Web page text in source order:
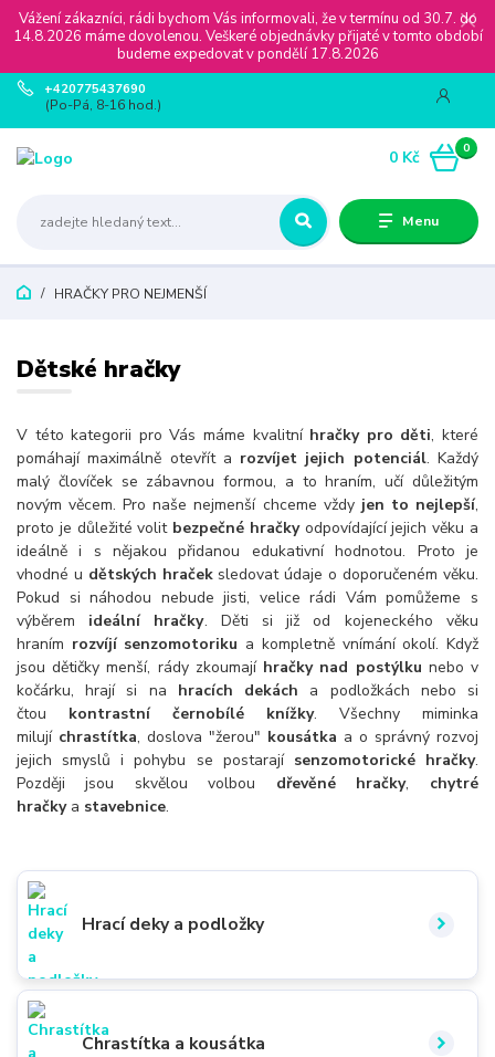
Vážení zákazníci, rádi bychom Vás informovali, že v termínu od 30.7. do
14.8.2026 máme dovolenou. Veškeré objednávky přijaté v tomto období
budeme expedovat v pondělí 17.8.2026
Menu
+420775437690
(Po-Pá, 8-16 hod.)
0
0 Kč
HRAČKY PRO NEJMENŠÍ
Dětské hračky
V této kategorii pro Vás máme kvalitní hračky pro děti, které
pomáhají maximálně otevřít a rozvíjet jejich potenciál. Každý
malý človíček se zábavnou formou, a to hraním, učí důležitým
novým věcem. Pro naše nejmenší chceme vždy jen to nejlepší,
proto je důležité volit bezpečné hračkyodpovídající jejich věku a
ideálně i s nějakou přidanou edukativní hodnotou. Proto je
vhodné u dětských hračeksledovat údaje o doporučeném věku.
Pokud si náhodou nebude jisti, velice rádi Vám pomůžeme s
výběrem ideální hračky. Děti si již od kojeneckého věku
hraním rozvíjí senzomotoriku a kompletně vnímání okolí. Když
jsou dětičky menší, rády zkoumají hračky nad postýlku nebo v
kočárku, hrají si na hracích dekách a podložkách nebo si
čtou kontrastní černobílé knížky. Všechny miminka
milují chrastítka, doslova "žerou" kousátka a o správný rozvoj
jejich smyslů i pohybu se postarají senzomotorické hračky.
Později jsou skvělou volbou dřevěné hračky, chytré
hračkya stavebnice.
Hrací deky a podložky
Chrastítka a kousátka